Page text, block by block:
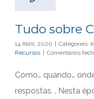
Tudo sobre
14 Abril, 2020 Categories:
Recursos
Comentários
Como… quando…
respostas. . Nesta